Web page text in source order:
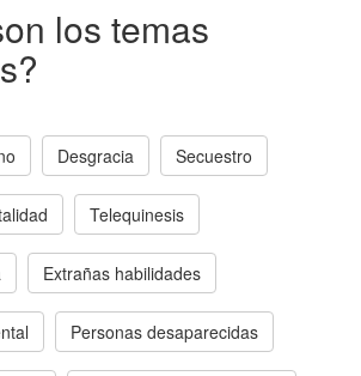
los temas
Desgracia Secuestro
Telequinesis
Extrañas habilidades
Personas desaparecidas